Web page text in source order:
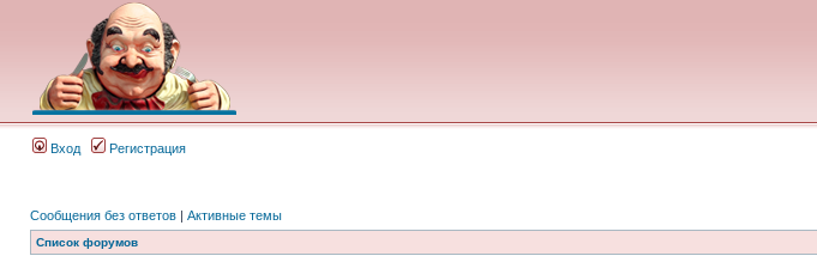
Вход Регистрация
Сообщения без ответов | Активные темы
Список форумов